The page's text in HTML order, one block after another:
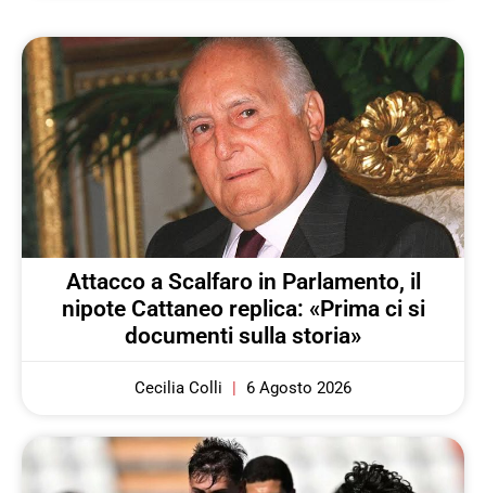
Attacco a Scalfaro in Parlamento, il
nipote Cattaneo replica: «Prima ci si
documenti sulla storia»
Cecilia Colli 6 Agosto 2026